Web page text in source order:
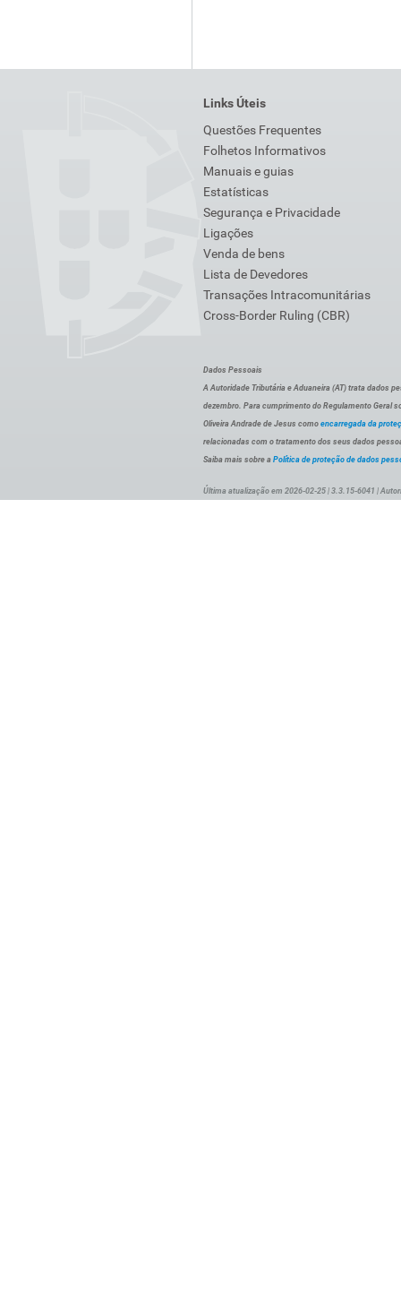
Links Úteis
Questões Frequentes
Folhetos Informativos
Manuais e guias
Estatísticas
Segurança e Privacidade
Ligações
Venda de bens
Lista de Devedores
Transações Intracomunitárias
Cross-Border Ruling (CBR)
Dados Pessoais
A Autoridade Tributária e Aduaneira (AT) trata dados
dezembro. Para cumprimento do Regulamento Geral
Oliveira Andrade de Jesus como encarregada da
relacionadas com o tratamento dos seus dados
Saiba mais sobre a Política de proteção de dados
Última atualização em 2026-02-25 | 3.3.15-6041 |